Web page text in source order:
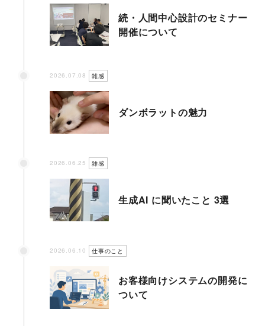
続・人間中心設計のセミナー
開催について
2026.07.08 雑感
ダンボラットの魅力
2026.06.25 雑感
生成AI に聞いたこと 3選
2026.06.10 仕事のこと
お客様向けシステムの開発に
ついて